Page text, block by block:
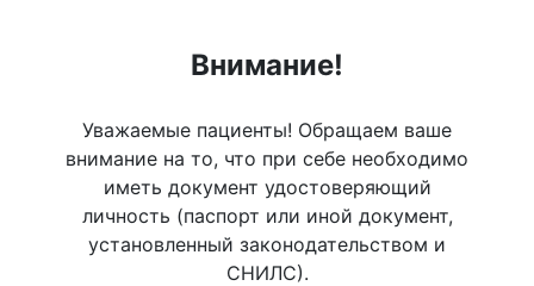
Внимание!
Уважаемые пациенты! Обращаем ваше
внимание на то, что при себе необходимо
иметь документ удостоверяющий
личность (паспорт или иной документ,
установленный законодательством и
СНИЛС).